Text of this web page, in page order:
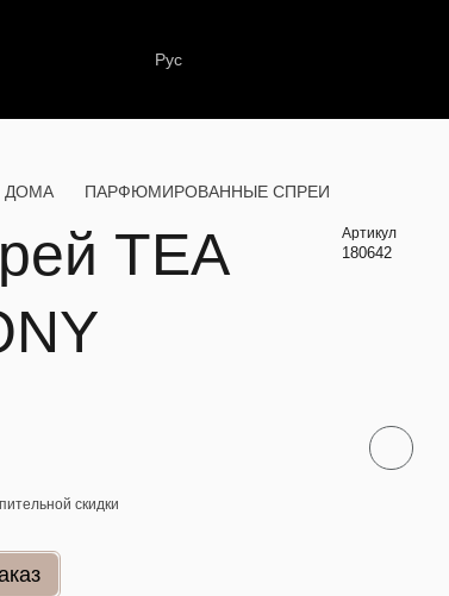
Рус
ДОМА ПАРФЮМИРОВАННЫЕ СПРЕИ
TEA
Артикул
180642
скидки